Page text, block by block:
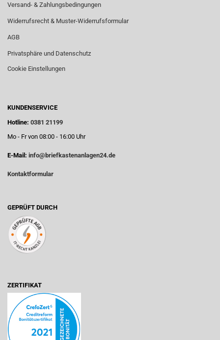
Versand- & Zahlungsbedingungen
Widerrufsrecht & Muster-Widerrufsformular
AGB
Privatsphäre und Datenschutz
Cookie Einstellungen
KUNDENSERVICE
Hotline: 0381 21199
Mo - Fr von 08:00 - 16:00 Uhr
E-Mail: info@briefkastenanlagen24.de
Kontaktformular
GEPRÜFT DURCH
ZERTIFIKAT